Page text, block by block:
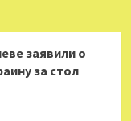
заявили о
за стол